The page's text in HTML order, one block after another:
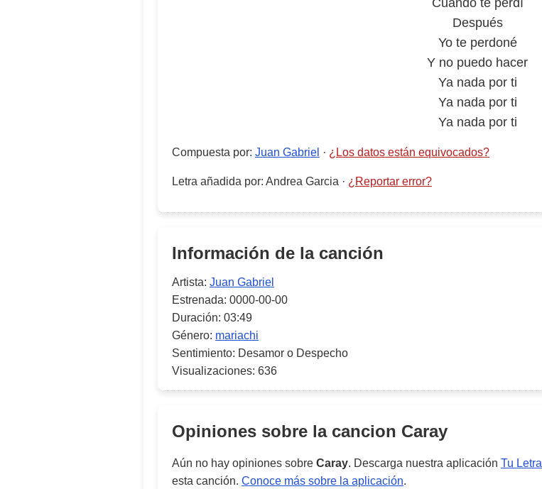
Cuando te perdí
Después
Yo te perdoné
Y no puedo hacer
Ya nada por ti
Ya nada por ti
Ya nada por ti
Compuesta por: Juan Gabriel · ¿Los datos están equivocados?
Letra añadida por: Andrea Garcia · ¿Reportar error?
Información de la canción
Artista: Juan Gabriel
Estrenada: 0000-00-00
Duración: 03:49
Género: mariachi
Sentimiento: Desamor o Despecho
Visualizaciones: 636
Opiniones sobre la cancion Caray
Aún no hay opiniones sobre Caray. Descarga nuestra aplicación Tu Letra
esta canción. Conoce más sobre la aplicación.